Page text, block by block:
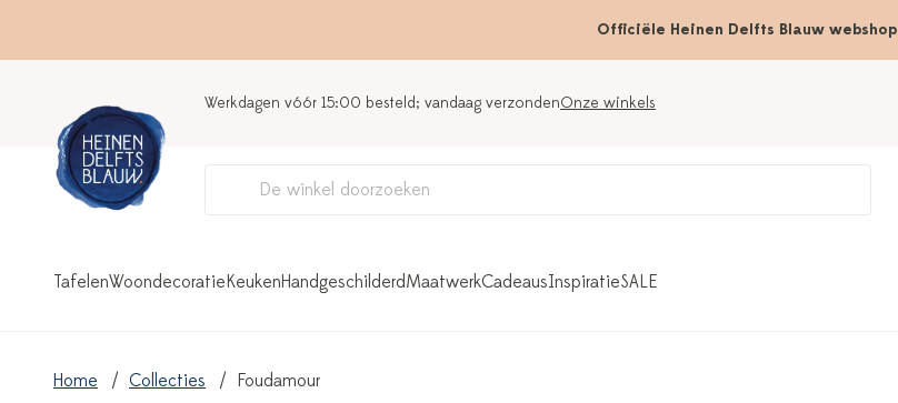
Officiële Heinen Delfts Blauw webshop
Werkdagen vóór 15:00 besteld; vandaag verzondenOnze winkels
TafelenWoondecoratieKeukenHandgeschilderdMaatwerkCadeausInspiratieSALE
Home Collecties Foudamour